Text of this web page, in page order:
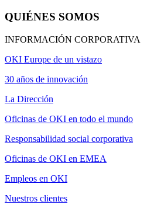
QUIÉNES SOMOS
INFORMACIÓN CORPORATIVA
OKI Europe de un vistazo
30 años de innovación
La Dirección
Oficinas de OKI en todo el mundo
Responsabilidad social corporativa
Oficinas de OKI en EMEA
Empleos en OKI
Nuestros clientes